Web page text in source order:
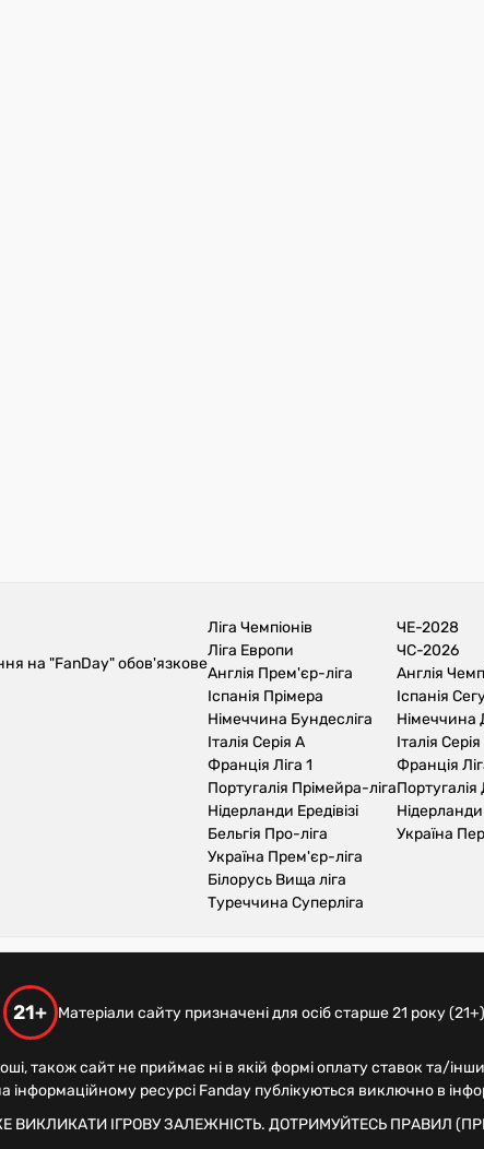
на "FanDay" обов'язкове
Ліга Чемпіонів
Ліга Европи
Англія Прем'єр-ліга
Іспанія Прімера
Німеччина Бундесліга
Італія Серія А
Франція Ліга 1
Португалія Прімейра-ліга
Нідерланди Ередівізі
Бельгія Про-ліга
Україна Прем'єр-ліга
Білорусь Вища ліга
Туреччина Суперліга
ЧЕ-2028
ЧС-2026
Англія
Іспанія
Німеччина
Італія
Франція
Португалія
Україна
21+ Матеріали сайту призначені для осіб старше 21 року (21+)
також сайт не приймає ні в якій формі оплату ставок та/
інформаційному ресурсі Fanday публікуються виключно в
ВИКЛИКАТИ ІГРОВУ ЗАЛЕЖНІСТЬ. ДОТРИМУЙТЕСЬ ПРАВИЛ